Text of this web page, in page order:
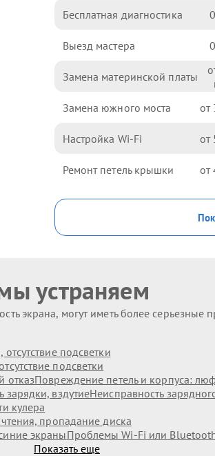
Бесплатная диагностика 0
Выезд мастера 0
Замена материнской платы
Замена южного моста
Настройка Wi-Fi
Ремонт петель крышки
устраняем
экрана, могут иметь более
подсветки
подсветки
отказПовреждение петель и корпуса:
вздутиеНеисправность
кулера
пропадание диска
экраныПроблемы Wi‑Fi или
Показать еще